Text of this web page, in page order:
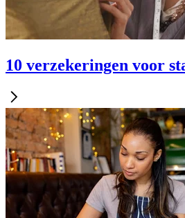
10 verzekeringen voor